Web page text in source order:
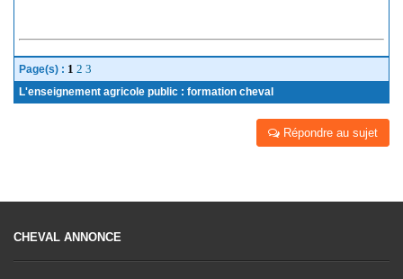
Page(s) : 1 2 3
L'enseignement agricole public : formation cheval
Répondre au sujet
CHEVAL ANNONCE